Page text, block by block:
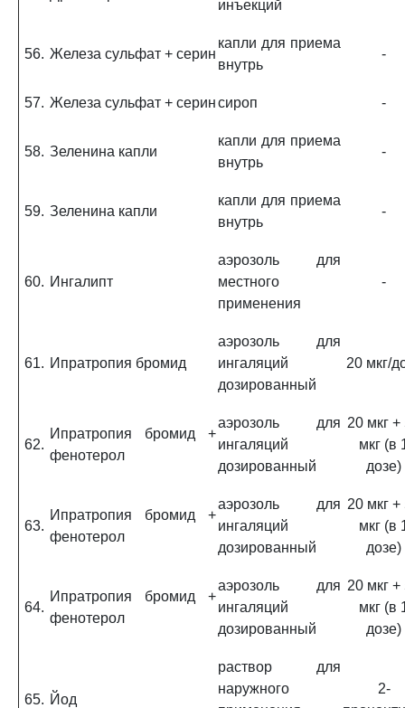
инъекций
56. Железа сульфат + серин
капли для приема
внутрь
-
57. Железа сульфат + серинсироп -
58. Зеленина капли
капли для приема
внутрь
-
59. Зеленина капли
капли для приема
внутрь
-
60. Ингалипт
аэрозоль для
местного
применения
-
61. Ипратропия бромид
аэрозоль для
ингаляций
дозированный
20 мкг/
62.
Ипратропия бромид +
фенотерол
аэрозоль для
ингаляций
дозированный
20 мкг +
мкг (в
дозе)
63.
Ипратропия бромид +
фенотерол
аэрозоль для
ингаляций
дозированный
20 мкг +
мкг (в
дозе)
64.
Ипратропия бромид +
фенотерол
аэрозоль для
ингаляций
дозированный
20 мкг +
мкг (в
дозе)
65. Йод
раствор для
наружного
2-